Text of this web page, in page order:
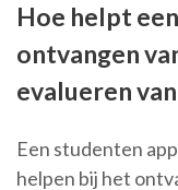
Hoe helpt
ontvangen
evalueren
Een studenten
helpen bij het